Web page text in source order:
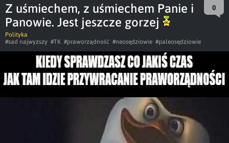
Z uśmiechem, z uśmiechem Panie i
Panowie. Jest jeszcze gorzej
0
Polityka
#sad najwyzszy #TK #praworządność #neosędziowie #paleosędziowie